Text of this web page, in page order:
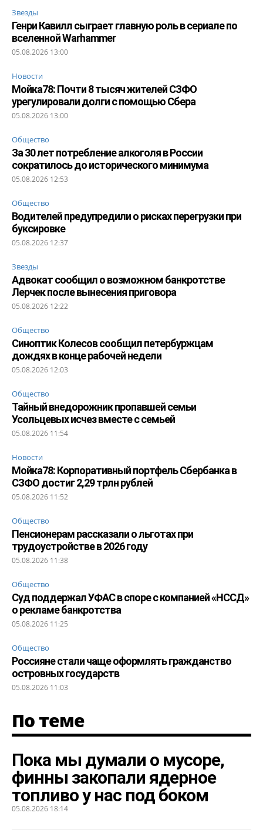
Звезды
Генри Кавилл сыграет главную роль в сериале по
вселенной Warhammer
05.08.2026 13:00
Новости
Мойка78: Почти 8 тысяч жителей СЗФО
урегулировали долги с помощью Сбера
05.08.2026 13:00
Общество
За 30 лет потребление алкоголя в России
сократилось до исторического минимума
05.08.2026 12:53
Общество
Водителей предупредили о рисках перегрузки при
буксировке
05.08.2026 12:37
Звезды
Адвокат сообщил о возможном банкротстве
Лерчек после вынесения приговора
05.08.2026 12:22
Общество
Синоптик Колесов сообщил петербуржцам
дождях в конце рабочей недели
05.08.2026 12:03
Общество
Тайный внедорожник пропавшей семьи
Усольцевых исчез вместе с семьей
05.08.2026 11:54
Новости
Мойка78: Корпоративный портфель Сбербанка в
СЗФО достиг 2,29 трлн рублей
05.08.2026 11:52
Общество
Пенсионерам рассказали о льготах при
трудоустройстве в 2026 году
05.08.2026 11:38
Общество
Суд поддержал УФАС в споре с компанией «НССД»
о рекламе банкротства
05.08.2026 11:25
Общество
Россияне стали чаще оформлять гражданство
островных государств
05.08.2026 11:03
По теме
Пока мы думали о мусоре,
финны закопали ядерное
топливо у нас под боком
05.08.2026 18:14